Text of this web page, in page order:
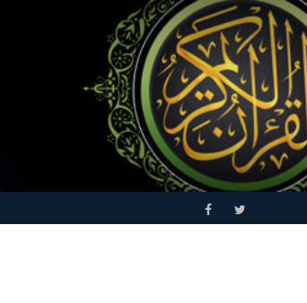
FacebookTwitter